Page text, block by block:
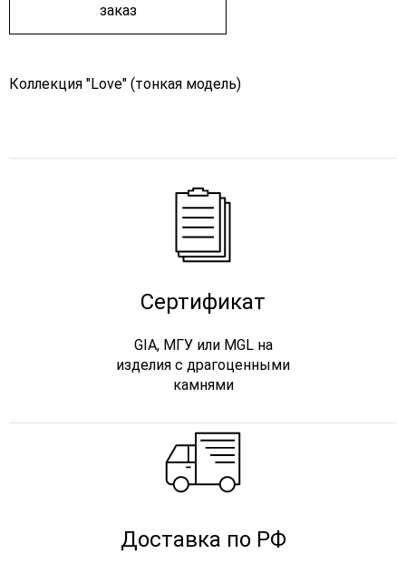
заказ
Коллекция "Love" (тонкая модель)
Сертификат
GIA, МГУ или MGL на
изделия с драгоценными
камнями
Доставка по РФ